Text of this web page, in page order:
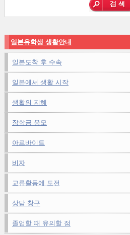
일본유학생 생활안내
일본도착 후 수속
일본에서 생활 시작
생활의 지혜
장학금 응모
아르바이트
비자
교류활동에 도전
상담 창구
졸업할 때 유의할 점